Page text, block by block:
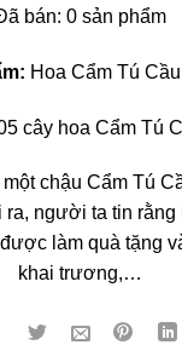
bán: 0 sản phẩm
Hoa Cẩm Tú
cây hoa Cẩm Tú
chậu Cẩm Tú
người ta tin
làm quà tặng
khai trương,…